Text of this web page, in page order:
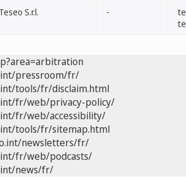
Teseo S.r.l. -
pressroom/fr/
tools/fr/disclaim.html
fr/web/privacy-policy/
fr/web/accessibility/
tools/fr/sitemap.html
newsletters/fr/
fr/web/podcasts/
news/fr/